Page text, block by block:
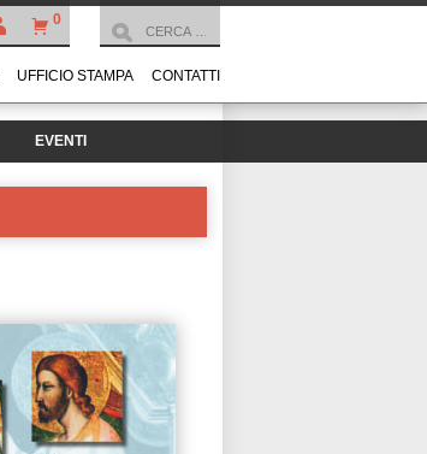
0
UFFICIO STAMPA CONTATTI
EVENTI